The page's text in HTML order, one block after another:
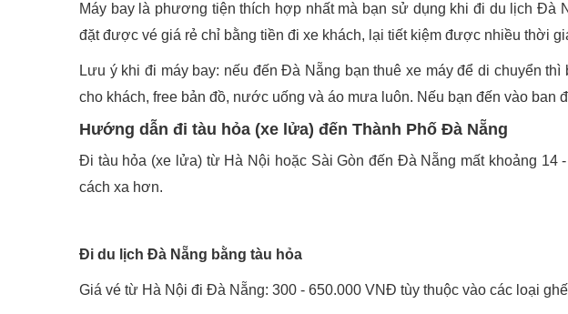
Máy bay là phương tiện thích hợp nhất mà bạn sử dụng khi đi du lịch
đặt được vé giá rẻ chỉ bằng tiền đi xe khách, lại tiết kiệm được nhiều thời
Lưu ý khi đi máy bay: nếu đến Đà Nẵng bạn thuê xe máy để di chuyển
cho khách, free bản đồ, nước uống và áo mưa luôn. Nếu bạn đến vào ban
Hướng dẫn đi tàu hỏa (xe lửa) đến Thành Phố Đà Nẵng
Đi tàu hỏa (xe lửa) từ Hà Nội hoặc Sài Gòn đến Đà Nẵng mất khoảng
cách xa hơn.
Đi du lịch Đà Nẵng bằng tàu hỏa
Giá vé từ Hà Nội đi Đà Nẵng: 300 - 650.000 VNĐ tùy thuộc vào các loại